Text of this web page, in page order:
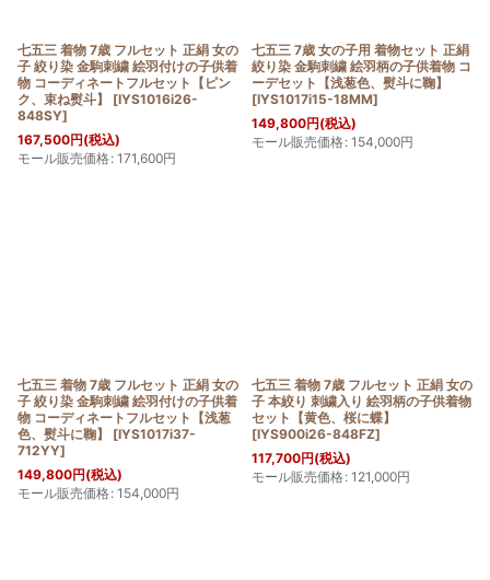
七五三 着物 7歳 フルセット 正絹 女の
子 絞り染 金駒刺繍 絵羽付けの子供着
物 コーディネートフルセット【ピン
ク、束ね熨斗】
[IYS1016i26-
848SY]
167,500円(税込)
モール販売価格: 171,600円
七五三 7歳 女の子用 着物セット 正絹
絞り染 金駒刺繍 絵羽柄の子供着物 コ
ーデセット【浅葱色、熨斗に鞠】
[IYS1017i15-18MM]
149,800円(税込)
モール販売価格: 154,000円
七五三 着物 7歳 フルセット 正絹 女の
子 絞り染 金駒刺繍 絵羽付けの子供着
物 コーディネートフルセット【浅葱
色、熨斗に鞠】
[IYS1017i37-
712YY]
149,800円(税込)
モール販売価格: 154,000円
七五三 着物 7歳 フルセット 正絹 女の
子 本絞り 刺繍入り 絵羽柄の子供着物
セット【黄色、桜に蝶】
[IYS900i26-848FZ]
117,700円(税込)
モール販売価格: 121,000円